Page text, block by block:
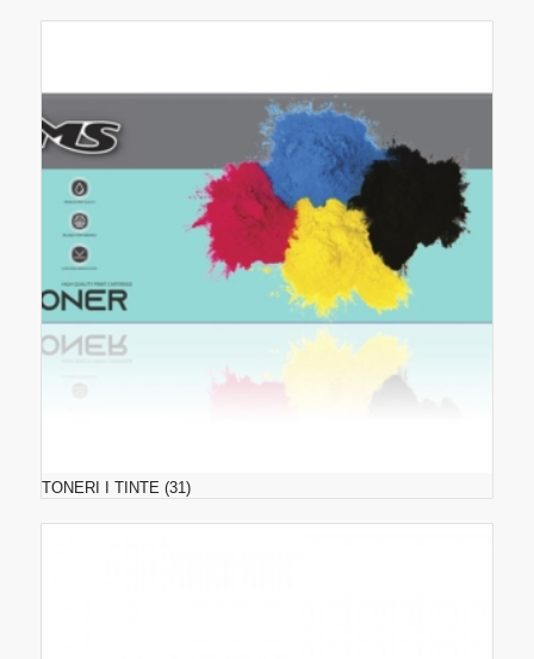
TONERI I TINTE (31)